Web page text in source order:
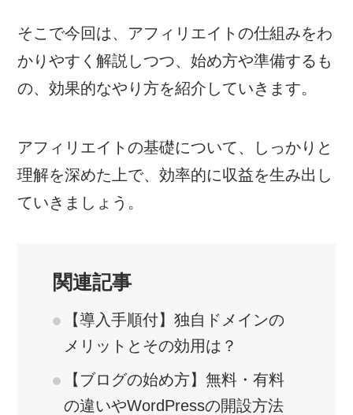
そこで今回は、アフィリエイトの仕組みをわ
かりやすく解説しつつ、始め方や準備するも
の、効果的なやり方を紹介していきます。
アフィリエイトの基礎について、しっかりと
理解を深めた上で、効率的に収益を生み出し
ていきましょう。
関連記事
【導入手順付】独自ドメインの
メリットとその効用は？
【ブログの始め方】無料・有料
の違いやWordPressの開設方法